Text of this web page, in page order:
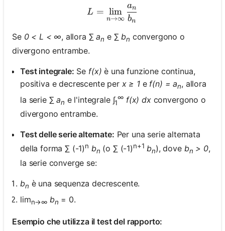
L = \lim_{n \to \infty}
L =
n→∞
lim
bn
an
Se 0 < L < ∞, allora ∑an e ∑bn convergono o
divergono entrambe.
Test integrale: Se f(x) è una funzione continua,
positiva e decrescente per x ≥ 1e f(n) = an, allora
la serie ∑an e l'integrale ∫1
∞ f(x) dxconvergono o
divergono entrambe.
Test delle serie alternate: Per una serie alternata
della forma ∑ (-1)n bn (o ∑ (-1)n+1 bn), dove bn > 0,
la serie converge se:
bn è una sequenza decrescente.
limn→∞ bn = 0.
Esempio che utilizza il test del rapporto: